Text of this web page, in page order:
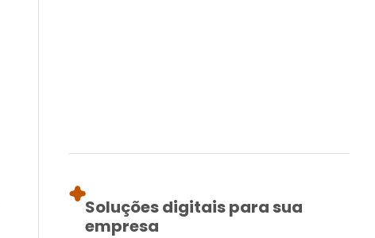
Soluções digitais para sua
empresa